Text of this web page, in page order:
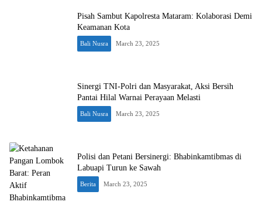
Pisah Sambut Kapolresta Mataram: Kolaborasi Demi
Keamanan Kota
Bali Nusra March 23, 2025
Sinergi TNI-Polri dan Masyarakat, Aksi Bersih
Pantai Hilal Warnai Perayaan Melasti
Bali Nusra March 23, 2025
Polisi dan Petani Bersinergi: Bhabinkamtibmas di
Labuapi Turun ke Sawah
Berita March 23, 2025